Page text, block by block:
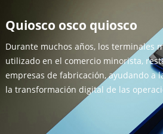
Quiosco osco quiosco
Durante muchos años, los terminales
utilizado en el comercio minorista,
empresas de fabricación, ayudando a
la transformación digital de las